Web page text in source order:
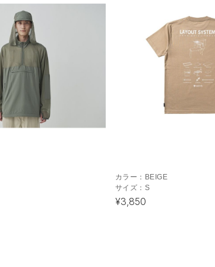
カラー： BEIGE
サイズ： S
¥3,850